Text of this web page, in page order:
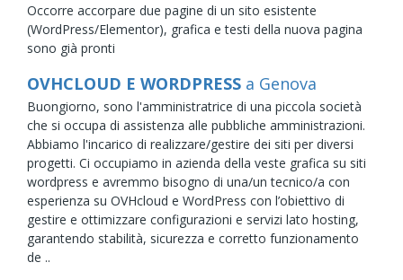
Occorre accorpare due pagine di un sito esistente
(WordPress/Elementor), grafica e testi della nuova pagina
sono già pronti
OVHCLOUD E WORDPRESS a Genova
Buongiorno, sono l'amministratrice di una piccola società
che si occupa di assistenza alle pubbliche amministrazioni.
Abbiamo l'incarico di realizzare/gestire dei siti per diversi
progetti. Ci occupiamo in azienda della veste grafica su siti
wordpress e avremmo bisogno di una/un tecnico/a con
esperienza su OVHcloud e WordPress con l’obiettivo di
gestire e ottimizzare configurazioni e servizi lato hosting,
garantendo stabilità, sicurezza e corretto funzionamento
de ..